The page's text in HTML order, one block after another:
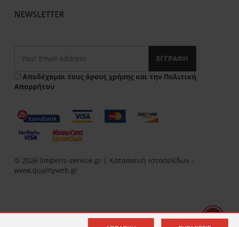
NEWSLETTER
ΕΓΓΡΑΦΉ
Αποδέχομαι τους όρους χρήσης και την Πολιτική
Απορρήτου
© 2026 limperis-service.gr | Κατασκευή ιστοσελίδων -
www.qualityweb.gr